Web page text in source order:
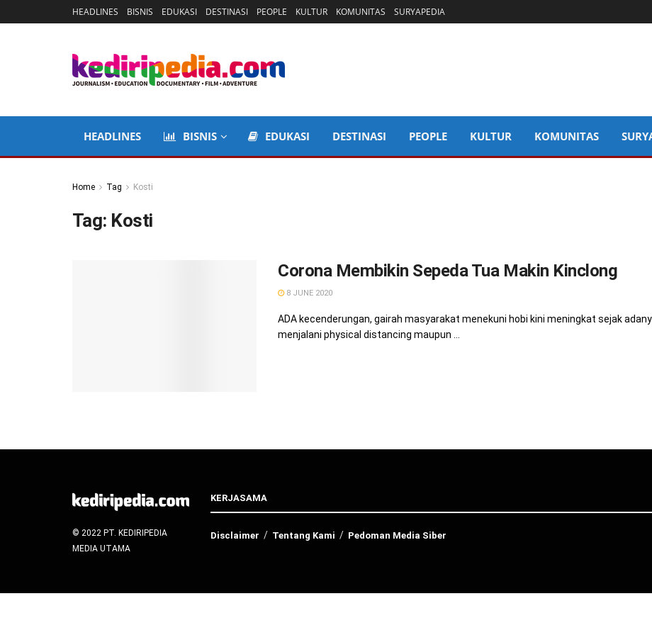
HEADLINES BISNIS EDUKASI DESTINASI PEOPLE KULTUR KOMUNITAS SURYAPEDIA
HEADLINES BISNIS EDUKASI DESTINASI PEOPLE KULTUR KOMUNITAS
Home Tag Kosti
Tag: Kosti
Corona Membikin Sepeda Tua Makin Kinclong
8 JUNE 2020
ADA kecenderungan, gairah masyarakat menekuni hobi kini meningkat sejak
menjalani physical distancing maupun ...
© 2022 PT. KEDIRIPEDIA
MEDIA UTAMA
KERJASAMA
Disclaimer Tentang Kami Pedoman Media Siber